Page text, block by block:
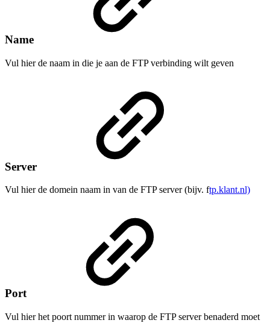
Name
Vul hier de naam in die je aan de FTP verbinding wilt geven
Server
Vul hier de domein naam in van de FTP server (bijv. ftp.klant.nl)
Port
Vul hier het poort nummer in waarop de FTP server benaderd moet